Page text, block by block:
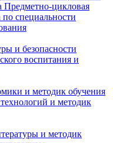
Предметно-цикловая
специальности
и безопасности
воспитания и
и методик обучения
и методик
и методик